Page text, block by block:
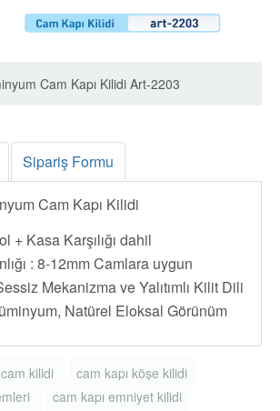
Cam Kapı Kilidi Art-2203
Sipariş Formu
Cam Kapı Kilidi
+ Kasa Karşılığı dahil
: 8-12mm Camlara uygun
Mekanizma ve Yalıtımlı Kilit Dili
Natürel Eloksal Görünüm
cam kilidi
cam kapı köşe kilidi
cam kapı emniyet kilidi